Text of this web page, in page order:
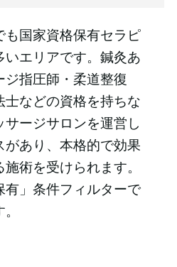
も国家資格保有セラピ
いエリアです。鍼灸あ
ジ指圧師・柔道整復
士などの資格を持ちな
サージサロンを運営し
があり、本格的で効果
術を受けられます。
有」条件フィルターで